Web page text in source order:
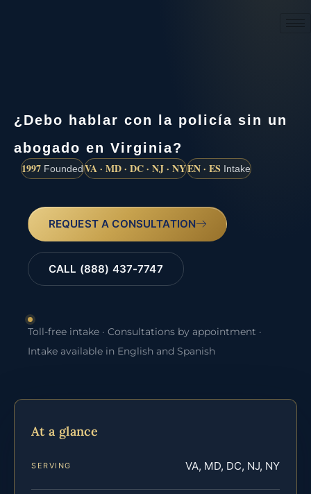
¿Debo hablar con la policía sin un
abogado en Virginia?
1997 FoundedVA · MD · DC · NJ · NYEN · ES Intake
REQUEST A CONSULTATION
CALL (888) 437-7747
Toll-free intake · Consultations by appointment ·
Intake available in English and Spanish
At a glance
SERVING VA, MD, DC, NJ, NY